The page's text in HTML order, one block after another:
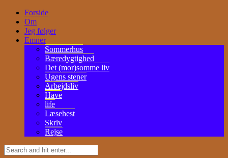
Forside
Om
Jeg følger
Emner
Sommerhus
Bæredygtighed
Det (mor)somme liv
Ugens stener
Arbejdsliv
Have
life
Læsehest
Skriv
Rejse